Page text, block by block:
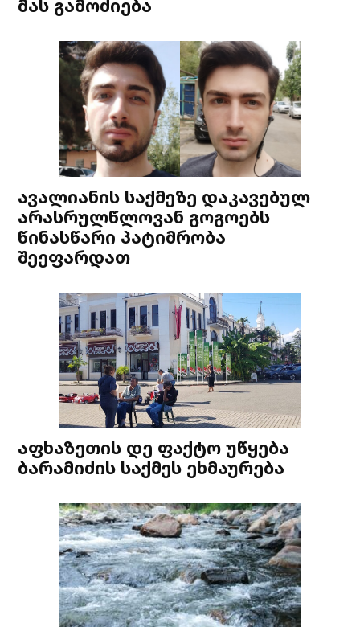
მას გამოძიება
ავალიანის საქმეზე დაკავებულ
არასრულწლოვან გოგოებს
წინასწარი პატიმრობა
შეეფარდათ
აფხაზეთის დე ფაქტო უწყება
ბარამიძის საქმეს ეხმაურება